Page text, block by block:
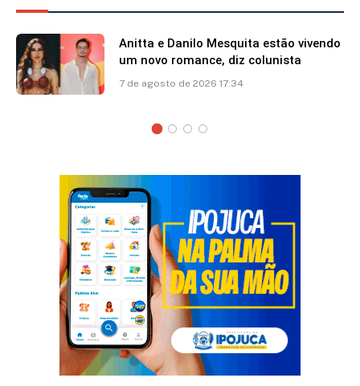
Anitta e Danilo Mesquita estão vivendo
um novo romance, diz colunista
7 de agosto de 2026 17:34